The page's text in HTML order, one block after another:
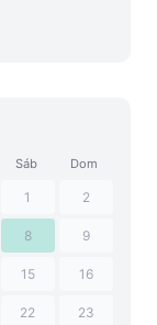
Sáb Dom
1 2
8 9
15 16
22 23